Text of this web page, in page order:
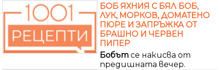
БОБ ЯХНИЯ С БЯЛ БОБ,
ЛУК, МОРКОВ, ДОМАТЕНО
ПЮРЕ И ЗАПРЪЖКА ОТ
БРАШНО И ЧЕРВЕН
ПИПЕР
Бобът се накисва от
предишната вечер.